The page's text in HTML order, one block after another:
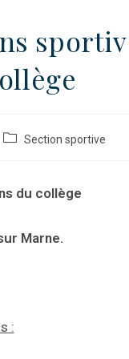
Section sportive
du collège
Marne.
: